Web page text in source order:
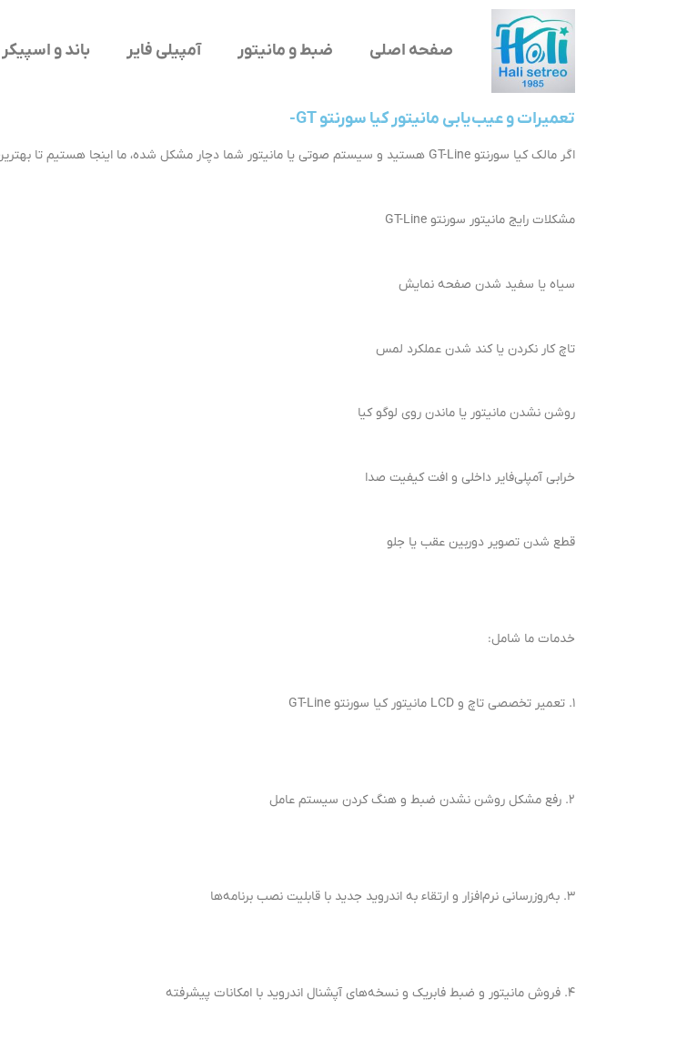
صفحه اصلی ضبط و مانیتور آمپیلی فایر باند و اسپیکر
تعمیرات و عیب‌یابی مانیتور کیا سورنتو GT-
اگر مالک کیا سورنتو GT-Line هستید و سیستم صوتی یا مانیتور شما دچار مشکل شده، ما اینجا هستیم تا بهترین خدمات تعمیر و فروش ضبط و مانیتور فابریک و اندروید را به شما ارائه دهیم.
مشکلات رایج مانیتور سورنتو GT-Line
سیاه یا سفید شدن صفحه نمایش
تاچ کار نکردن یا کند شدن عملکرد لمس
روشن نشدن مانیتور یا ماندن روی لوگو کیا
خرابی آمپلی‌فایر داخلی و افت کیفیت صدا
قطع شدن تصویر دوربین عقب یا جلو
خدمات ما شامل:
1. تعمیر تخصصی تاچ و LCD مانیتور کیا سورنتو GT-Line
2. رفع مشکل روشن نشدن ضبط و هنگ کردن سیستم عامل
3. به‌روزرسانی نرم‌افزار و ارتقاء به اندروید جدید با قابلیت نصب برنامه‌ها
4. فروش مانیتور و ضبط فابریک و نسخه‌های آپشنال اندروید با امکانات پیشرفته